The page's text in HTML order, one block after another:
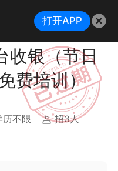
收银（节日
费培训）
历不限 招3人
打开APP